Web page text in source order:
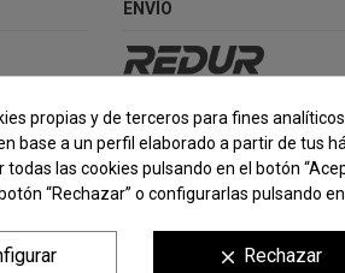
ENVÍO
propias y de terceros para fines
base a un perfil elaborado a partir de tus
todas las cookies pulsando en el botón
“Rechazar” o configurarlas pulsando en
clear Rechazar